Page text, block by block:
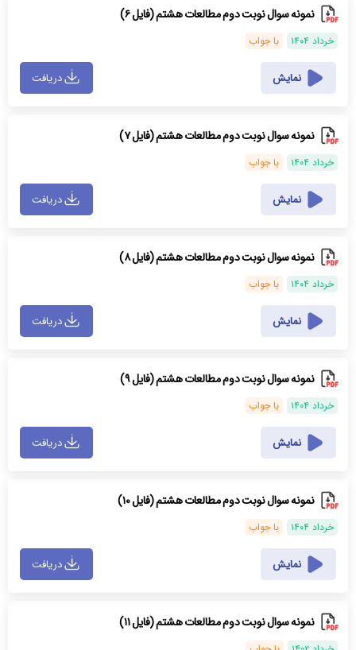
نمونه سوال نوبت دوم مطالعات هشتم (فایل ۶)
خرداد ۱۴۰۴ با جواب
نمایش دریافت
نمونه سوال نوبت دوم مطالعات هشتم (فایل ۷)
خرداد ۱۴۰۴ با جواب
نمایش دریافت
نمونه سوال نوبت دوم مطالعات هشتم (فایل ۸)
خرداد ۱۴۰۴ با جواب
نمایش دریافت
نمونه سوال نوبت دوم مطالعات هشتم (فایل ۹)
خرداد ۱۴۰۴ با جواب
نمایش دریافت
نمونه سوال نوبت دوم مطالعات هشتم (فایل ۱۰)
خرداد ۱۴۰۴ با جواب
نمایش دریافت
نمونه سوال نوبت دوم مطالعات هشتم (فایل ۱۱)